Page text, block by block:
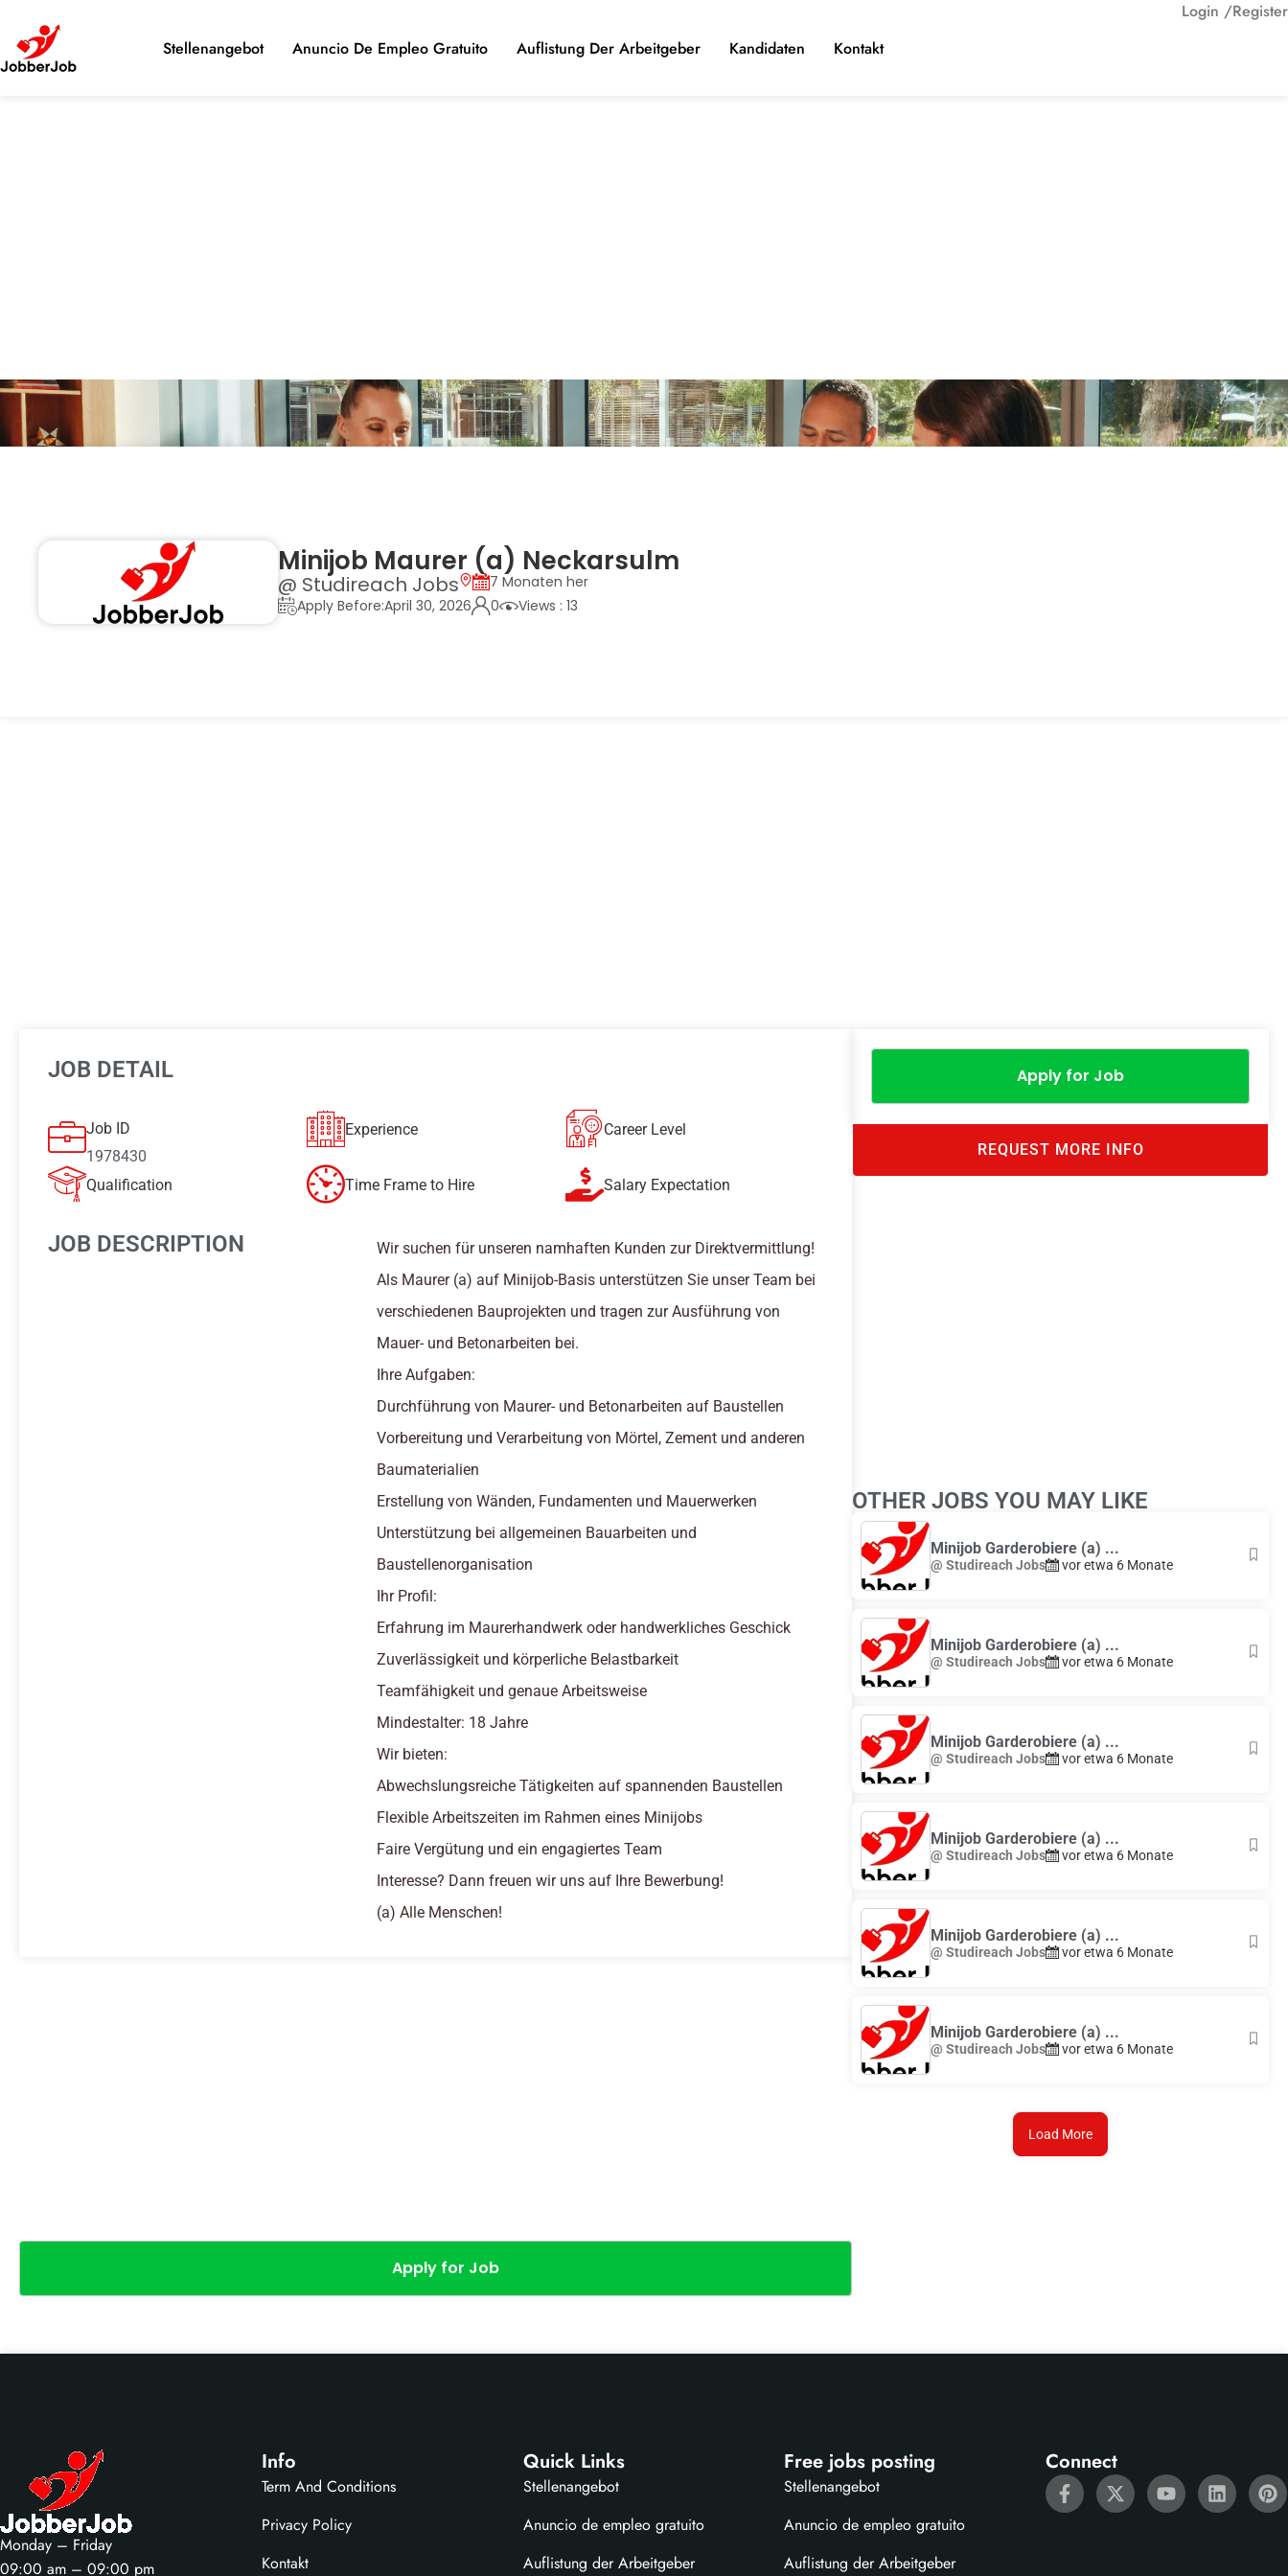
Stellenangebot Anuncio De Empleo Gratuito Auflistung Der Arbeitgeber Kandidaten Kontakt
Login /Register
Minijob Maurer (a) Neckarsulm
@ Studireach Jobs
7 Monaten her
Apply Before:April 30, 2026
0 Views : 13
JOB DETAIL
Job ID
1978430
Experience Career Level
Qualification Time Frame to Hire Salary Expectation
JOB DESCRIPTION
Wir suchen für unseren namhaften Kunden zur Direktvermittlung!
Als Maurer (a) auf Minijob-Basis unterstützen Sie unser Team bei
verschiedenen Bauprojekten und tragen zur Ausführung von
Mauer- und Betonarbeiten bei.
Ihre Aufgaben:
Durchführung von Maurer- und Betonarbeiten auf Baustellen
Vorbereitung und Verarbeitung von Mörtel, Zement und anderen
Baumaterialien
Erstellung von Wänden, Fundamenten und Mauerwerken
Unterstützung bei allgemeinen Bauarbeiten und
Baustellenorganisation
Ihr Profil:
Erfahrung im Maurerhandwerk oder handwerkliches Geschick
Zuverlässigkeit und körperliche Belastbarkeit
Teamfähigkeit und genaue Arbeitsweise
Mindestalter: 18 Jahre
Wir bieten:
Abwechslungsreiche Tätigkeiten auf spannenden Baustellen
Flexible Arbeitszeiten im Rahmen eines Minijobs
Faire Vergütung und ein engagiertes Team
Interesse? Dann freuen wir uns auf Ihre Bewerbung!
(a) Alle Menschen!
Apply for Job
Apply for Job
REQUEST MORE INFO
+
−
OTHER JOBS YOU MAY LIKE
Minijob Garderobiere (a) ...
@ Studireach Jobs vor etwa 6 Monate
Minijob Garderobiere (a) ...
@ Studireach Jobs vor etwa 6 Monate
Minijob Garderobiere (a) ...
@ Studireach Jobs vor etwa 6 Monate
Minijob Garderobiere (a) ...
@ Studireach Jobs vor etwa 6 Monate
Minijob Garderobiere (a) ...
@ Studireach Jobs vor etwa 6 Monate
Minijob Garderobiere (a) ...
@ Studireach Jobs vor etwa 6 Monate
Load More
Monday – Friday
09:00 am – 09:00 pm
Info
Term And Conditions
Privacy Policy
Kontakt
Quick Links
Stellenangebot
Anuncio de empleo gratuito
Auflistung der Arbeitgeber
Free jobs posting
Stellenangebot
Anuncio de empleo gratuito
Auflistung der Arbeitgeber
Connect